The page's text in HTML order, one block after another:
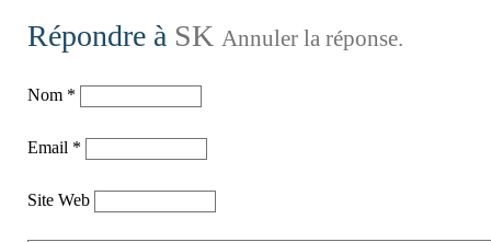
Répondre à SK Annuler la réponse.
Nom *
Email *
Site Web